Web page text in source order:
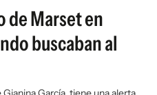
de Marset en
buscaban al